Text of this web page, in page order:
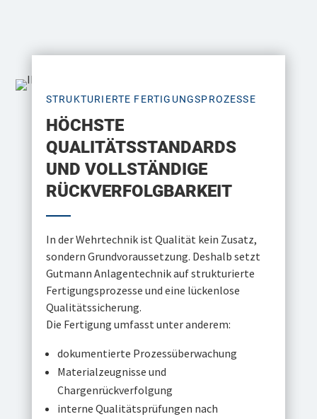
STRUKTURIERTE FERTIGUNGSPROZESSE
HÖCHSTE
QUALITÄTSSTANDARDS
UND VOLLSTÄNDIGE
RÜCKVERFOLGBARKEIT
In der Wehrtechnik ist Qualität kein Zusatz,
sondern Grundvoraussetzung. Deshalb setzt
Gutmann Anlagentechnik auf strukturierte
Fertigungsprozesse und eine lückenlose
Qualitätssicherung.
Die Fertigung umfasst unter anderem:
dokumentierte Prozessüberwachung
Materialzeugnisse und
Chargenrückverfolgung
interne Qualitätsprüfungen nach